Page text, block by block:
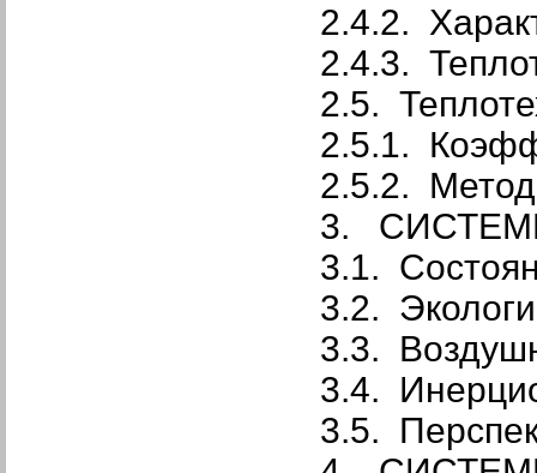
2.4.2.
2.4.3.
2.5.
2.5.1.
2.5.2.
3.
3.1.
3.2.
3.3.
3.4.
3.5.